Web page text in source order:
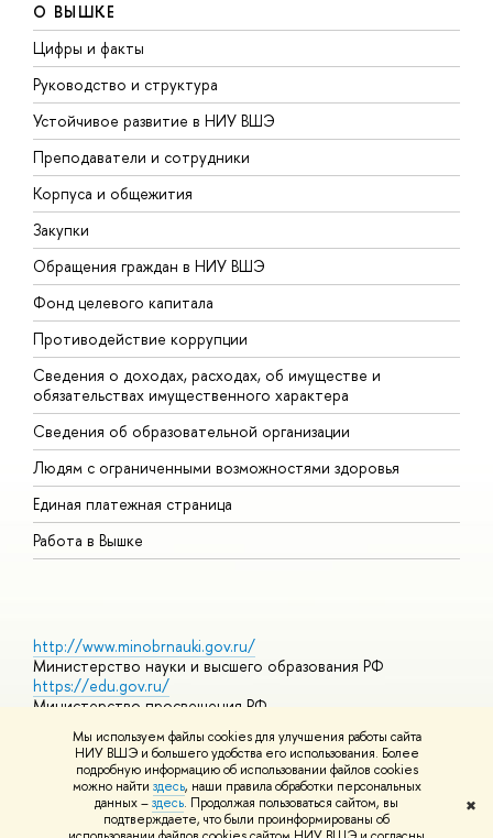
Мы используем файлы cookies для улучшения работы сайта
НИУ ВШЭ и большего удобства его использования. Более
подробную информацию об использовании файлов cookies
можно найти здесь, наши правила обработки персональных
данных –здесь. Продолжая пользоваться сайтом, вы
подтверждаете, что были проинформированы об
✖
О ВЫШКЕ
Цифры и факты
Руководство и структура
Устойчивое развитие в НИУ ВШЭ
Преподаватели и сотрудники
Корпуса и общежития
Закупки
Обращения граждан в НИУ ВШЭ
Фонд целевого капитала
Противодействие коррупции
Сведения о доходах, расходах, об имуществе и
обязательствах имущественного характера
Сведения об образовательной организации
Людям с ограниченными возможностями здоровья
Единая платежная страница
Работа в Вышке
http://www.minobrnauki.gov.ru/
Министерство науки и высшего образования РФ
https://edu.gov.ru/
Министерство просвещения РФ
https://elearning.hse.ru/mooc
Массовые открытые онлайн-курсы
© НИУ ВШЭ 1993–2026 Адреса и контактыУсловия
использования материалов Политика конфиденциальности